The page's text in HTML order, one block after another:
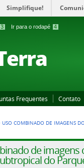
3 Ir para o rodapé 4
Simplifique!
Frequentes Contato
USO COMBINADO DE IMAGENS
de imagens
do